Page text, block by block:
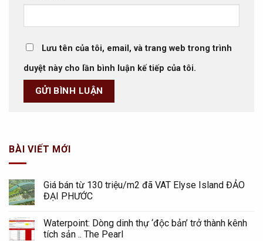
Lưu tên của tôi, email, và trang web trong trình
duyệt này cho lần bình luận kế tiếp của tôi.
BÀI VIẾT MỚI
Giá bán từ 130 triệu/m2 đã VAT Elyse Island ĐẢO
ĐẠI PHƯỚC
Waterpoint: Dòng dinh thự ‘độc bản’ trở thành kênh
tích sản .. The Pearl